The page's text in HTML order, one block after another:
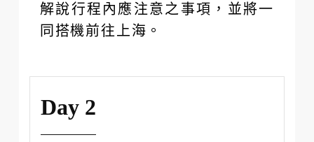
解說行程內應注意之事項，並將一
同搭機前往上海。
Day 2